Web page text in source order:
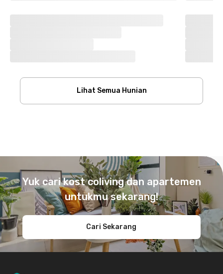
Lihat Semua Hunian
Yuk cari kost coliving dan apartemen
untukmu sekarang!
Cari Sekarang